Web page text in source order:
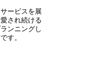
ービスを展
され続ける
ンニングし
す。